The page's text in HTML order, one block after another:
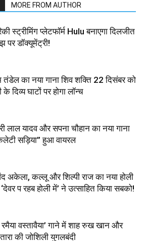
MORE FROM AUTHOR
स्ट्रीमिंग प्लेटफॉर्म Hulu बनाएगा दिलजीत
पर डॉक्यूमेंट्री!
तंडेल का नया गाना शिव शक्ति 22 दिसंबर को
के दिव्य घाटों पर होगा लॉन्च
लाल यादव और सपना चौहान का नया गाना
सड़िया” हुआ वायरल
अकेला, कल्लू और शिल्पी राज का नया होली
‘देवर प रहब होली में’ ने उत्साहित किया सबको!
रमैया वस्तावैया’ गाने में शाह रुख खान और
की जोशिली युगलबंदी